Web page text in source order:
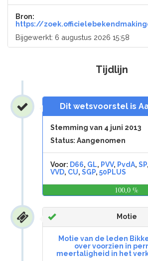
Bron:
https://
Bijgewerkt: 6 augustus 2026 15:58
Tijdlijn
Dit wetsvoorstel is
Stemming van 4 juni 2013
Status: Aangenomen
Voor: D66, GL, PVV, PvdA,SP,
VVD, CU,SGP,50PLUS
100,0 %
Motie
Motie van de leden
over voorzien in
meertaligheid in het